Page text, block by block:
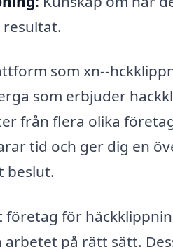
som xn--
som erbjuder
från flera olika
tid och ger dig en
beslut.
för
på rätt sätt.